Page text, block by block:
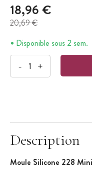
18,96 €
20,69 €
Disponible sous 2 sem.
- +
Description
Moule Silicone 228